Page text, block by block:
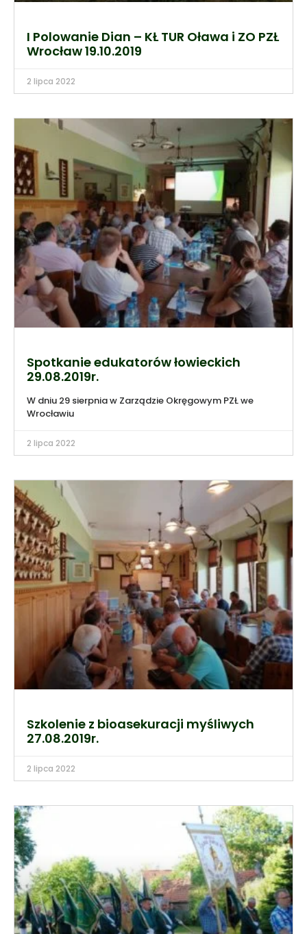
I Polowanie Dian – KŁ TUR Oława i ZO PZŁ
Wrocław 19.10.2019
2 lipca 2022
Spotkanie edukatorów łowieckich
29.08.2019r.
W dniu 29 sierpnia w Zarządzie Okręgowym PZŁ we
Wrocławiu
2 lipca 2022
Szkolenie z bioasekuracji myśliwych
27.08.2019r.
2 lipca 2022